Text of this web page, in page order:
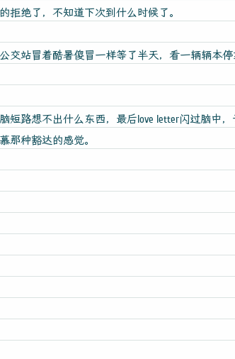
绝了，不知道下次到什么时候了。
站冒着酷暑傻冒一样等了半天，看一辆辆本
路想不出什么东西，最后love letter闪过脑中
那种豁达的感觉。